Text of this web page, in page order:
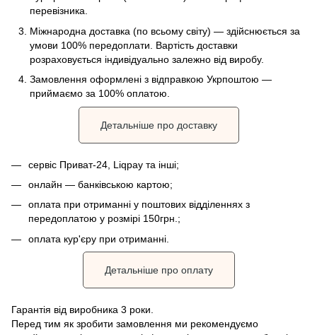
перевізника.
Міжнародна доставка (по всьому світу) — здійснюється за
умови 100% передоплати. Вартість доставки
розраховується індивідуально залежно від виробу.
Замовлення оформлені з відправкою Укрпоштою —
приймаємо за 100% оплатою.
Детальніше про доставку
сервіс Приват-24, Liqpay та інші;
онлайн — банківською картою;
оплата при отриманні у поштових відділеннях з
передоплатою у розмірі 150грн.;
оплата кур'єру при отриманні.
Детальніше про оплату
Гарантія від виробника 3 роки.
Перед тим як зробити замовлення ми рекомендуємо